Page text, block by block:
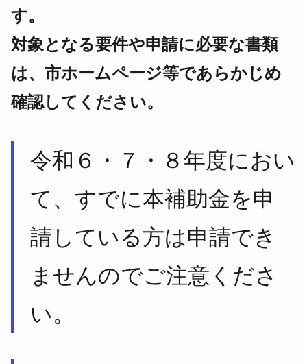
す。
対象となる要件や申請に必要な書類
は、市ホームページ等であらかじめ
確認してください。
令和６・７・８年度におい
て、すでに本補助金を申
請している方は申請でき
ませんのでご注意くださ
い。